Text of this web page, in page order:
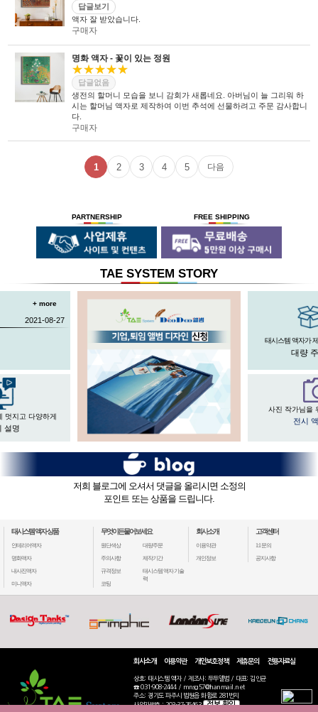
답글보기
액자 잘 받았습니다.
구매자
명화 액자 - 꽃이 있는 정원
★★★★★
답글없음
생전의 할머니 모습을 보니 감회가 새롭네요. 아버님이 늘 그리워 하
시는 할머님 액자로 제작하여 이번 추석에 선물하려고 주문 감사합니
다.
구매자
1 2 3 4 5 다음
PARTNERSHIP FREE SHIPPING
TAE SYSTEM STORY
+ more
2021-08-27
태시스템 액자가
대량
멋지고 다양하게
설명
사진 작가님을
전시
저희 블로그에 오셔서 댓글을 올리시면 소정의
포인트 또는 상품을 드립니다.
태시스템 액자 상품
인테리어액자
명화액자
내사진액자
미니액자
무엇이든물어보세요
원단색상
주의사항
규격정보
코팅
대량주문
제작기간
태시스템 액자 기술
력
회사소개
이용약관
개인정보
고객센터
1:1 문의
공지사항
회사소개 이용약관 개인보호정책 제휴문의 전용자료실
상호: 태시스템 액자 / 제조사: 두두앨범 / 대표: 김인균
☎ 031-908-2444 / mnsg57@hanmail.net
주소: 경기도 파주시 법원읍 화합로 281번지
사업자번호 : 203-37-76463
정보 확인